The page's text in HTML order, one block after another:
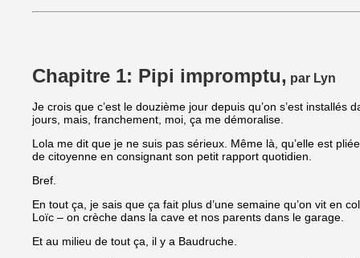
Chapitre 1: Pipi impromptu, par Lyn
Je crois que c’est le douzième jour depuis qu’on s’est
jours, mais, franchement, moi, ça me démoralise.
Lola me dit que je ne suis pas sérieux. Même là, qu’elle est
de citoyenne en consignant son petit rapport quotidien.
Bref.
En tout ça, je sais que ça fait plus d’une semaine qu’on vit en
Loïc – on crèche dans la cave et nos parents dans le garage.
Et au milieu de tout ça, il y a Baudruche.